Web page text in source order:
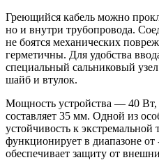
Греющийся кабель можно
но и внутри трубопровода.
не боятся механических
герметичны. Для удобства
специальный сальниковый
шайб и втулок.
Мощность устройства — 40
составляет 35 мм. Одной из
устойчивость к
функционирует в диапазоне
обеспечивает защиту от